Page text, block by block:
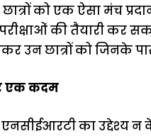
को एक ऐसा मंच
परीक्षाओं की तैयारी
उन छात्रों को जिनके
एक कदम
का उद्देश्य न